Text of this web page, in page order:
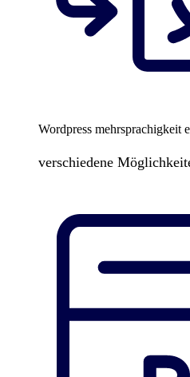
Wordpress mehrsprachigkeit
verschiedene